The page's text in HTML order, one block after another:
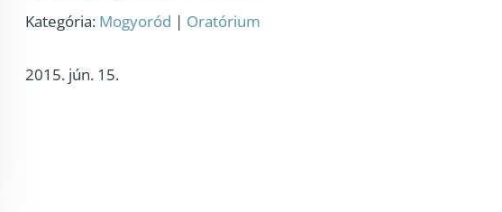
Kategória: Mogyoród | Oratórium
2015. jún. 15.